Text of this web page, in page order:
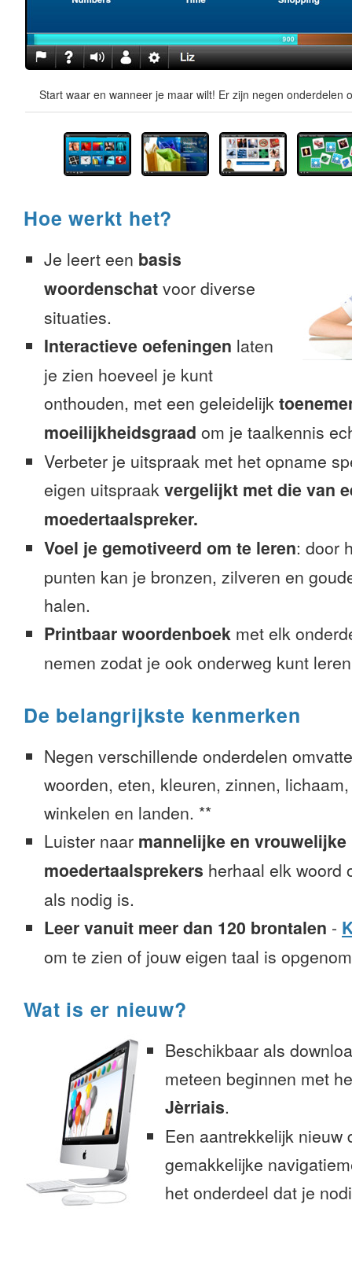
Start waar en wanneer je maar wilt! Er zijn negen onderdelen
Hoe werkt het?
Je leert een basis
woordenschat voor diverse
situaties.
Interactieve oefeningen laten
je zien hoeveel je kunt
onthouden, met een geleidelijk
moeilijkheidsgraad om je taalkennis
Verbeter je uitspraak met het opname
eigen uitspraak vergelijkt met die van
moedertaalspreker.
Voel je gemotiveerd om te leren: door
punten kan je bronzen, zilveren en
halen.
Printbaar woordenboek met elk
nemen zodat je ook onderweg kunt
De belangrijkste kenmerken
Negen verschillende onderdelen
woorden, eten, kleuren, zinnen,
winkelen en landen. **
Luister naar mannelijke en vrouwelijke
moedertaalsprekers herhaal elk woord
als nodig is.
Leer vanuit meer dan 120 brontalen -
om te zien of jouw eigen taal is
Wat is er nieuw?
Beschikbaar als
meteen beginnen met
Jèrriais.
Een aantrekkelijk nieuw
gemakkelijke
het onderdeel dat je